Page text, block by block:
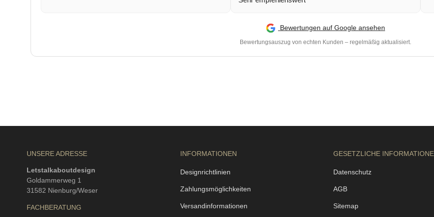
Bewertungen auf Google ansehen
Bewertungsauszug von echten Kunden – regelmäßig aktualisiert.
UNSERE ADRESSE
Letstalkaboutdesign
Goldammerweg 1
31582 Nienburg/Weser
FACHBERATUNG
INFORMATIONEN
Designrichtlinien
Zahlungsmöglichkeiten
Versandinformationen
GESETZLICHE
Datenschutz
AGB
Sitemap